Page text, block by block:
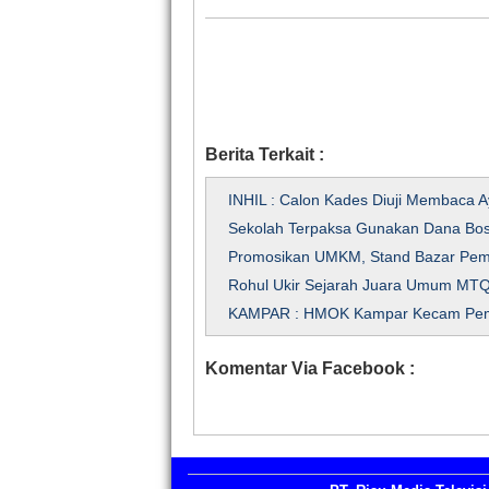
Berita Terkait :
INHIL : Calon Kades Diuji Membaca
Sekolah Terpaksa Gunakan Dana
Promosikan UMKM, Stand Bazar
Rohul Ukir Sejarah Juara Umum
KAMPAR : HMOK Kampar Kecam
Komentar Via Facebook :